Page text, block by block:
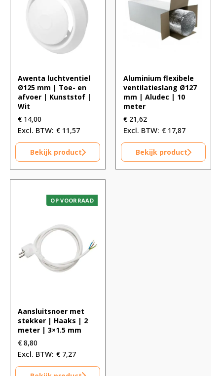
Awenta luchtventiel
Ø125 mm | Toe- en
afvoer | Kunststof |
Wit
€ 14,00
€ 11,57
Bekijk product
Aluminium flexibele
ventilatieslang Ø127
mm | Aludec | 10
meter
€ 21,62
€ 17,87
Bekijk product
OP VOORRAAD
Aansluitsnoer met
stekker | Haaks | 2
meter | 3×1.5 mm
€ 8,80
€ 7,27